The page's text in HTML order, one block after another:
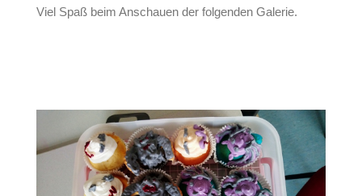
Viel Spaß beim Anschauen der folgenden Galerie.